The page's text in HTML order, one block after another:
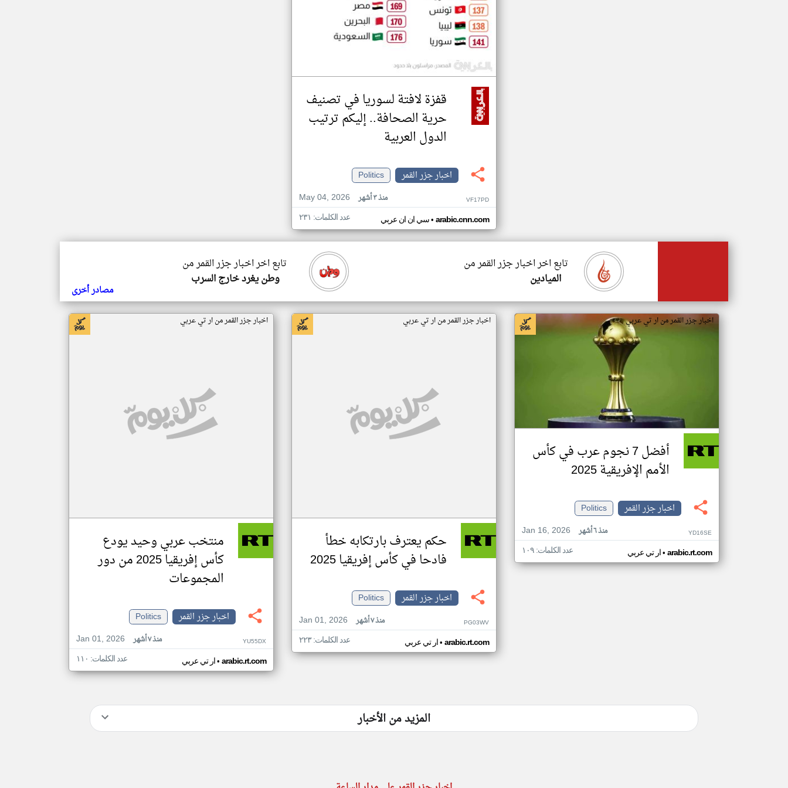
قفزة لافتة لسوريا في تصنيف
حرية الصحافة.. إليكم ترتيب
الدول العربية
اخبار جزر القمر
Politics
May 04, 2026
منذ ٣ أشهر VF17PD
سي ان ان عربي• arabic.cnn.com عدد الكلمات: ٢٣١
تابع اخر اخبار جزر القمر من
وطن يغرد خارج السرب
تابع اخر اخبار جزر القمر من
الميادين
مصادر أخرى
اخبار جزر القمر من ار تي عربي
أفضل 7 نجوم عرب في كأس
الأمم الإفريقية 2025
اخبار جزر القمر
Politics
Jan 16, 2026
منذ ٦ أشهر YD16SE
ار تي عربي• arabic.rt.com عدد الكلمات: ١٠٩
اخبار جزر القمر من ار تي عربي
حكم يعترف بارتكابه خطأ
فادحا في كأس إفريقيا 2025
اخبار جزر القمر
Politics
Jan 01, 2026
منذ ٧ أشهر PG03WV
ار تي عربي• arabic.rt.com عدد الكلمات: ٢٢٣
اخبار جزر القمر من ار تي عربي
منتخب عربي وحيد يودع
كأس إفريقيا 2025 من دور
المجموعات
اخبار جزر القمر
Politics
Jan 01, 2026
منذ ٧ أشهر YU55DX
ار تي عربي• arabic.rt.com عدد الكلمات: ١١٠
المزيد من الأخبار